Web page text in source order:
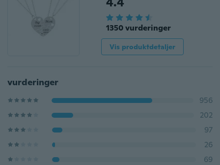
1350 vurderinger
Vis produktdetaljer
vurderinger
956
202
97
26
69